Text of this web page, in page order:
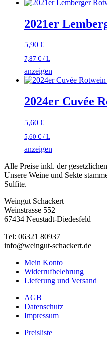
2021er
5,90 €
7,87 € / L
anzeigen
2024er Cuvée
5,60 €
5,60 € / L
anzeigen
Alle Preise inkl. der
Unsere Weine und Sekte
Sulfite.
Weingut Schackert
Weinstrasse 552
67434 Neustadt-Diedesfeld
Tel: 06321 80937
info@weingut-schackert.de
Mein Konto
Widerrufbelehrung
Lieferung und Versand
AGB
Datenschutz
Impressum
Preisliste